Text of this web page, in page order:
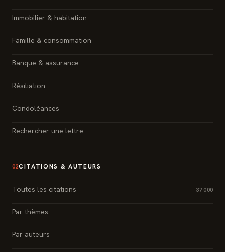
Immobilier & habitation
Famille & consommation
Banque & assurance
Résiliation
Condoléances
Rechercher une lettre
02CITATIONS & AUTEURS
Toutes les citations 37 000
Par thèmes
Par auteurs